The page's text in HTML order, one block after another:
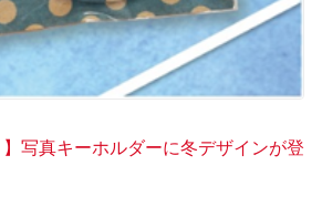
】写真キーホルダーに冬デザインが登